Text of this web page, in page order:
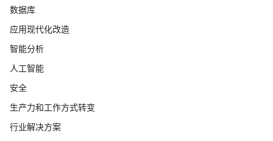
数据库
应用现代化改造
智能分析
人工智能
安全
生产力和工作方式转变
行业解决方案